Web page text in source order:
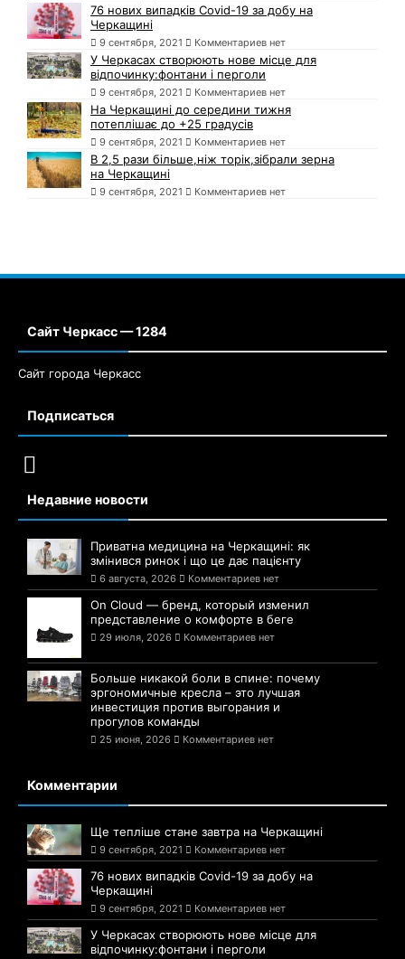
76 нових випадків Covid-19 за добу на
Черкащині
9 сентября, 2021 Комментариев нет
У Черкасах створюють нове місце для
відпочинку:фонтани і перголи
9 сентября, 2021 Комментариев нет
На Черкащині до середини тижня
потеплішає до +25 градусів
9 сентября, 2021 Комментариев нет
В 2,5 рази більше,ніж торік,зібрали зерна
на Черкащині
9 сентября, 2021 Комментариев нет
Сайт Черкасс — 1284
Сайт города Черкасс
Подписаться
Недавние новости
Приватна медицина на Черкащині: як
змінився ринок і що це дає пацієнту
6 августа, 2026 Комментариев нет
On Cloud — бренд, который изменил
представление о комфорте в беге
29 июля, 2026 Комментариев нет
Больше никакой боли в спине: почему
эргономичные кресла – это лучшая
инвестиция против выгорания и
прогулов команды
25 июня, 2026 Комментариев нет
Комментарии
Ще тепліше стане завтра на Черкащині
9 сентября, 2021 Комментариев нет
76 нових випадків Covid-19 за добу на
Черкащині
9 сентября, 2021 Комментариев нет
У Черкасах створюють нове місце для
відпочинку:фонтани і перголи